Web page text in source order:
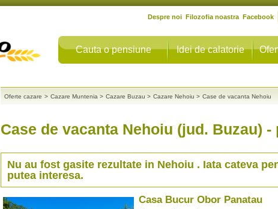
Cauta o pensiune Idei de calatorie
Despre noi Filozofia noastra Facebook
Oferte cazare > Cazare Muntenia > Cazare Buzau > Cazare Nehoiu > Case de vacanta Nehoiu
Case de vacanta Nehoiu (jud. Buzau) -
Nu au fost gasite rezultate in Nehoiu . Iata cateva
putea interesa.
Casa Bucur Obor Panatau